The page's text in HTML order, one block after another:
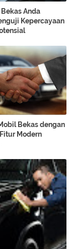
Anda
Kepercayaan
Bekas dengan
Modern